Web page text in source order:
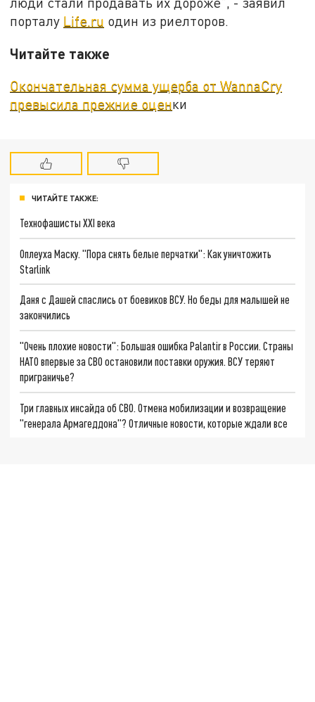
порталу Life.ru один из риелторов.
Читайте также
Окончательная сумма ущерба от WannaCry
превысила прежние оценки
ЧИТАЙТЕ ТАКЖЕ:
Технофашисты XXI века
Оплеуха Маску. "Пора снять белые перчатки": Как уничтожить
Starlink
Даня с Дашей спаслись от боевиков ВСУ. Но беды для малышей не
закончились
"Очень плохие новости": Большая ошибка Palantir в России. Страны
НАТО впервые за СВО остановили поставки оружия. ВСУ теряют
приграничье?
Три главных инсайда об СВО. Отмена мобилизации и возвращение
"генерала Армагеддона"? Отличные новости, которые ждали все